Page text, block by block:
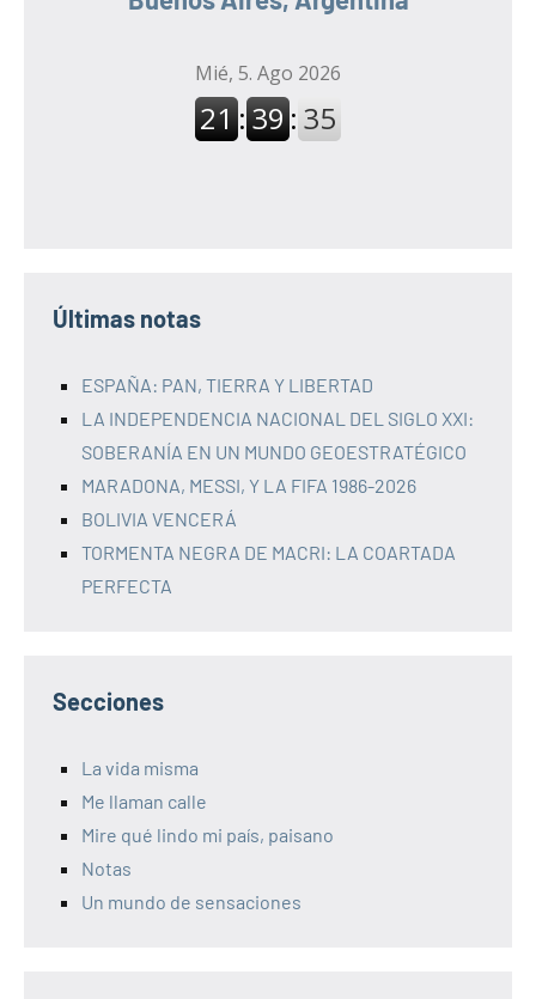
Últimas notas
ESPAÑA: PAN, TIERRA Y LIBERTAD
LA INDEPENDENCIA NACIONAL DEL SIGLO XXI:
SOBERANÍA EN UN MUNDO GEOESTRATÉGICO
MARADONA, MESSI, Y LA FIFA 1986-2026
BOLIVIA VENCERÁ
TORMENTA NEGRA DE MACRI: LA COARTADA
PERFECTA
Secciones
La vida misma
Me llaman calle
Mire qué lindo mi país, paisano
Notas
Un mundo de sensaciones